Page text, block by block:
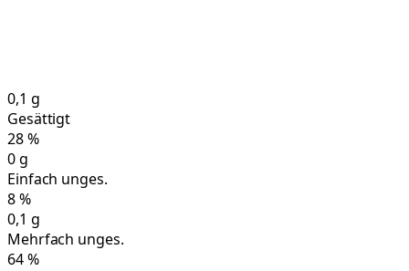
0,1 g
Gesättigt
28%
0g
Einfach unges.
8%
0,1 g
Mehrfach unges.
64%